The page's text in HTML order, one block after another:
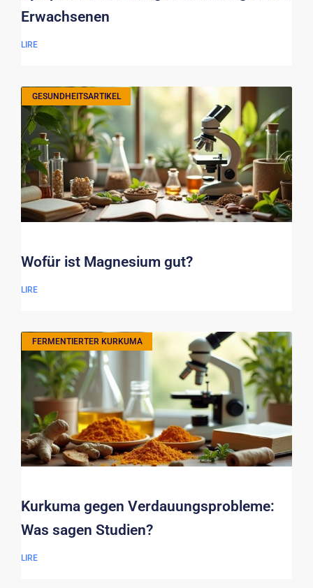
Erwachsenen
LIRE
GESUNDHEITSARTIKEL
Wofür ist Magnesium gut?
LIRE
FERMENTIERTER KURKUMA
Kurkuma gegen Verdauungsprobleme:
Was sagen Studien?
LIRE